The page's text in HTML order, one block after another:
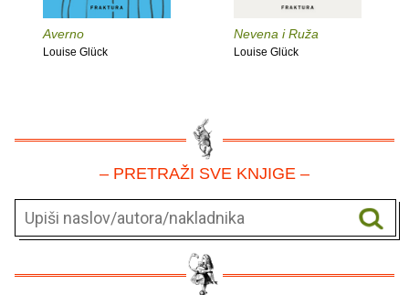
Averno
Louise Glück
Nevena i Ruža
Louise Glück
– PRETRAŽI SVE KNJIGE –